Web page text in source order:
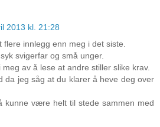
2013 kl. 21:28
innlegg enn meg i det siste.
svigerfar og små unger.
av å lese at andre stiller slike krav.
da jeg såg at du klarer å heve deg over
kunne være helt til stede sammen med